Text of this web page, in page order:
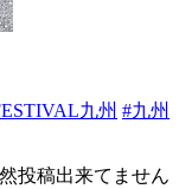
九州 #九州
投稿出来てません